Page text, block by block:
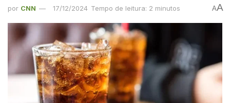
por CNN 17/12/2024 Tempo de leitura: 2 minutos AA